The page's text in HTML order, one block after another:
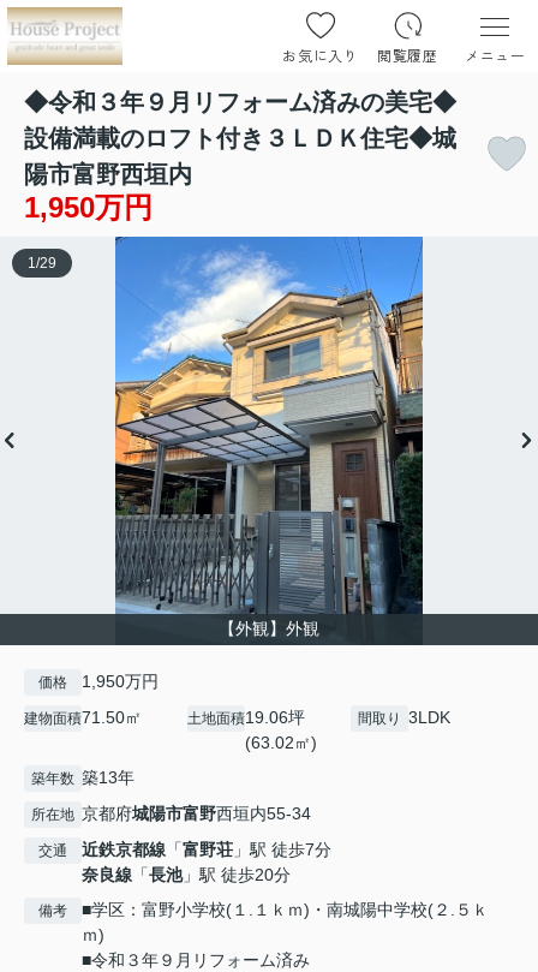
お気に入り 閲覧履歴 メニュー
◆令和３年９月リフォーム済みの美宅◆
設備満載のロフト付き３ＬＤＫ住宅◆城
陽市富野西垣内
1,950万円
【外観】外観
1 /29
価格 1,950万円
建物面積71.50㎡ 土地面積19.06坪
(63.02㎡)
間取り 3LDK
築年数 築13年
所在地 京都府城陽市富野西垣内55-34
交通 近鉄京都線 「富野荘 」駅 徒歩7分
奈良線 「長池」駅 徒歩20分
備考
■学区：富野小学校(１.１ｋｍ)・南城陽中学校(２.５ｋ
ｍ)
■令和３年９月リフォーム済み